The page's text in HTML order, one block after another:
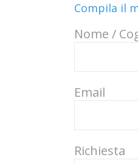
Compila il
Nome /
Email
Richiesta